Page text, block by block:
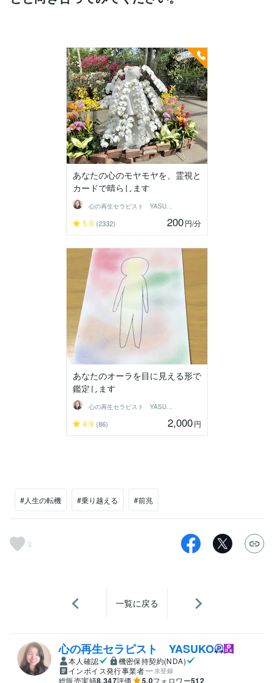
あなたの心のモヤモヤを、霊視と
カードで晴らします
心の再生セラピスト YASUKO
5.0 (2332) 200円/分
あなたのオーラを目に見える形で
鑑定します
心の再生セラピスト YASUKO
4.9 (86) 2,000円
#人生の転機 #乗り越える #前兆
3
一覧に戻る
心の再生セラピスト YASUKO
本人確認
機密保持契約(NDA)
インボイス発行事業者
未登録
総販売実績8,347評価 5.0フォロワー512